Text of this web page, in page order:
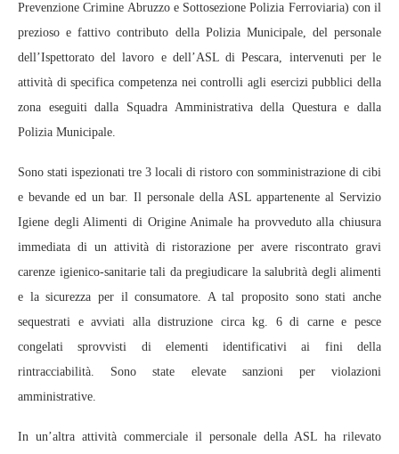
Prevenzione Crimine Abruzzo e Sottosezione Polizia Ferroviaria) con il
prezioso e fattivo contributo della Polizia Municipale, del personale
dell’Ispettorato del lavoro e dell’ASL di Pescara, intervenuti per le
attività di specifica competenza nei controlli agli esercizi pubblici della
zona eseguiti dalla Squadra Amministrativa della Questura e dalla
Polizia Municipale.
Sono stati ispezionati tre 3 locali di ristoro con somministrazione di cibi
e bevande ed un bar. Il personale della ASL appartenente al Servizio
Igiene degli Alimenti di Origine Animale ha provveduto alla chiusura
immediata di un attività di ristorazione per avere riscontrato gravi
carenze igienico-sanitarie tali da pregiudicare la salubrità degli alimenti
e la sicurezza per il consumatore. A tal proposito sono stati anche
sequestrati e avviati alla distruzione circa kg. 6 di carne e pesce
congelati sprovvisti di elementi identificativi ai fini della
rintracciabilità. Sono state elevate sanzioni per violazioni
amministrative.
In un’altra attività commerciale il personale della ASL ha rilevato